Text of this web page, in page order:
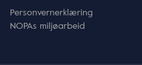
Personvernerklæring
NOPAs miljøarbeid